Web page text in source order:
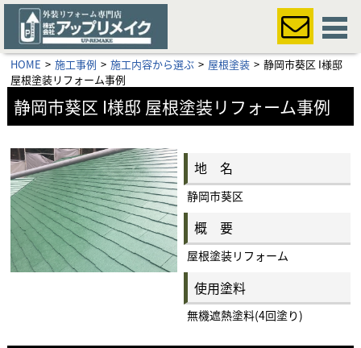
HOME 施工事例 施工内容から選ぶ 屋根塗装
静岡市葵区 I様邸
屋根塗装リフォーム事例
静岡市葵区 I様邸 屋根塗装リフォーム事例
地 名
静岡市葵区
概 要
屋根塗装リフォーム
使用塗料
無機遮熱塗料(4回塗り)